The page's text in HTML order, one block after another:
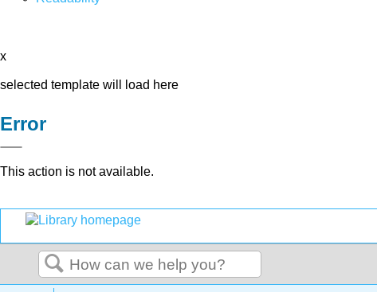
x
selected template will load here
Error
This action is not available.